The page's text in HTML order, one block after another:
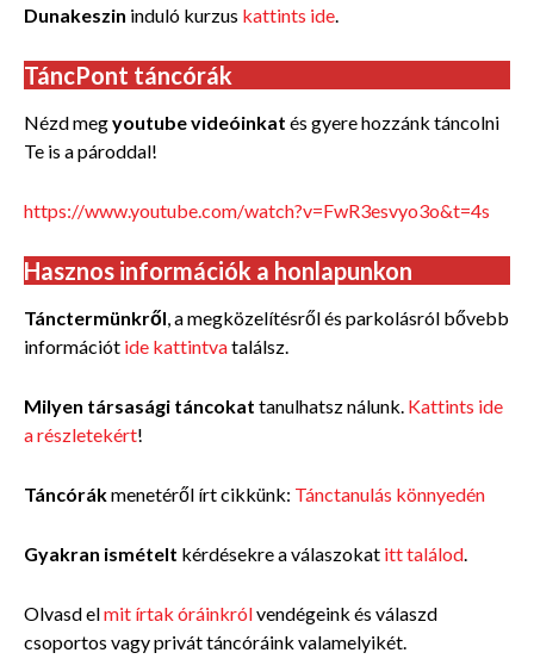
Dunakeszin induló kurzus kattints ide.
TáncPont táncórák
Nézd megyoutube videóinkat és gyere hozzánk táncolni
Te is a pároddal!
https://www.youtube.com/watch?v=FwR3esvyo3o&t=4s
Hasznos információk a honlapunkon
Tánctermünkről, a megközelítésről és parkolásról bővebb
információt ide kattintvatalálsz.
Milyen társasági táncokat tanulhatsz nálunk. Kattints ide
a részletekért!
Táncórákmenetéről írt cikkünk: Tánctanulás könnyedén
Gyakran ismételt kérdésekre a válaszokat itt találod.
Olvasd elmit írtak óráinkrólvendégeink és válaszd
csoportos vagy privát táncóráink valamelyikét.